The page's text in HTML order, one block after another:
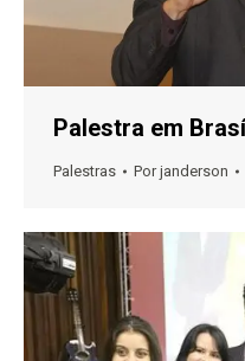
Palestra em
Palestras Porjanderson